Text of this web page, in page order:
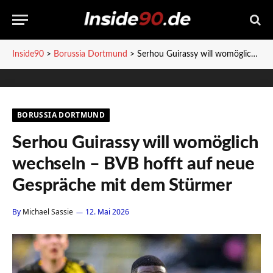
Inside90 > Borussia Dortmund > Serhou Guirassy will womöglich wechseln – BVB hofft auf neue Gespräche mit dem Stürmer
BORUSSIA DORTMUND
Serhou Guirassy will womöglich
wechseln – BVB hofft auf neue
Gespräche mit dem Stürmer
By Michael Sassie 12. Mai 2026